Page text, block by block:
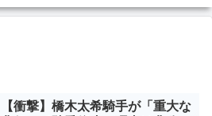
【衝撃】橋木太希騎手が「重大な